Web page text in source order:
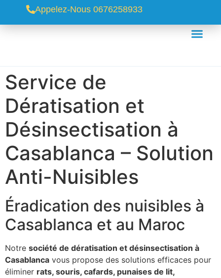
Appelez-Nous 0676258933
Service de
Dératisation et
Désinsectisation à
Casablanca – Solution
Anti-Nuisibles
Éradication des nuisibles à
Casablanca et au Maroc
Notre société de dératisation et désinsectisation à
Casablanca vous propose des solutions efficaces pour
éliminer rats, souris, cafards, punaises de lit,